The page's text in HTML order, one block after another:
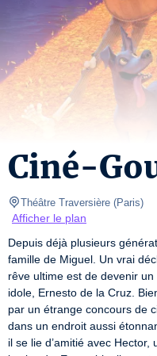
Ciné-
Théâtre Traversière (Paris)
Afficher le plan
Depuis déjà plusieurs
famille de Miguel. Un vrai
rêve ultime est de devenir
idole, Ernesto de la Cruz.
par un étrange concours de
dans un endroit aussi
il se lie d’amitié avec